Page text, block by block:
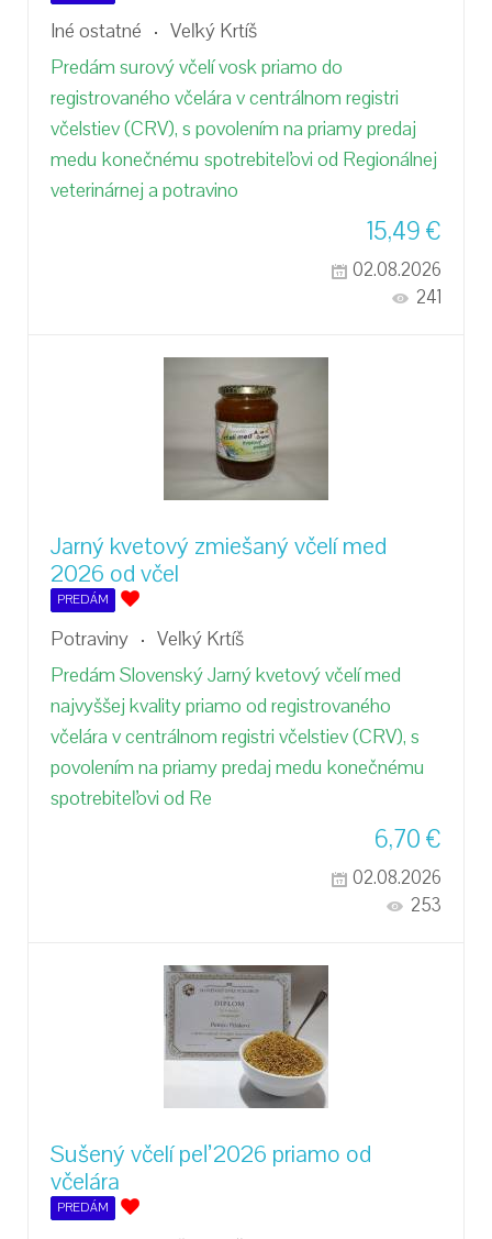
Iné ostatné
Veľký Krtíš
Predám surový včelí vosk priamo do
registrovaného včelára v centrálnom registri
včelstiev (CRV), s povolením na priamy predaj
medu konečnému spotrebiteľovi od Regionálnej
veterinárnej a potravino
15,49€
02.08.2026
241
Jarný kvetový zmiešaný včelí med
2026 od včel
PREDÁM
Potraviny
Veľký Krtíš
Predám Slovenský Jarný kvetový včelí med
najvyššej kvality priamo od registrovaného
včelára v centrálnom registri včelstiev (CRV), s
povolením na priamy predaj medu konečnému
spotrebiteľovi od Re
6,70€
02.08.2026
253
Sušený včelí peľ 2026 priamo od
včelára
PREDÁM